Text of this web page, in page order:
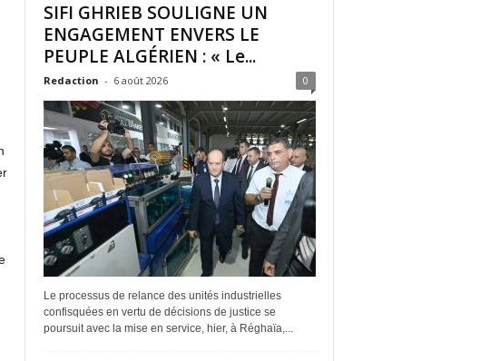
SIFI GHRIEB SOULIGNE UN
ENGAGEMENT ENVERS LE
PEUPLE ALGÉRIEN : « Le...
Redaction - 6 août 2026 0
Le processus de relance des unités industrielles
confisquées en vertu de décisions de justice se
poursuit avec la mise en service, hier, à Réghaïa,...